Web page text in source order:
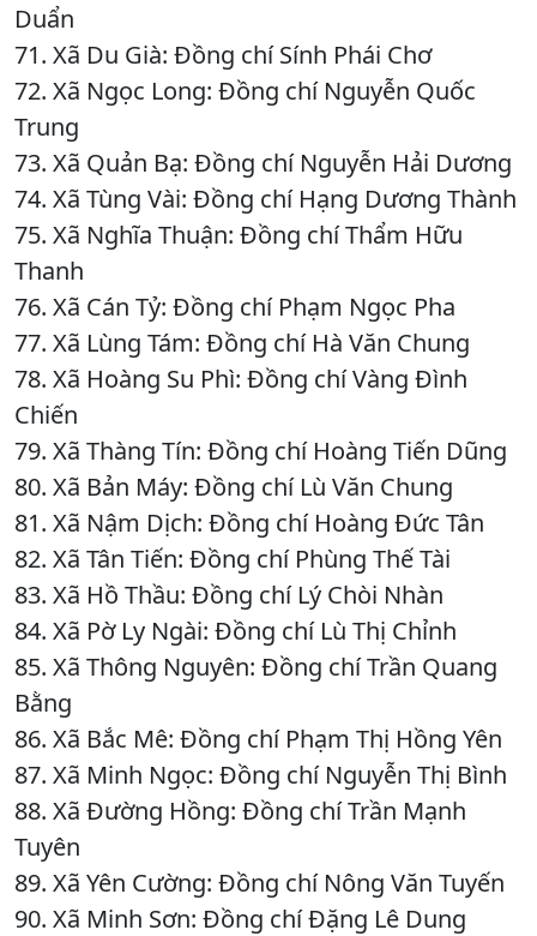
Duẩn
71. Xã Du Già: Đồng chí Sính Phái Chơ
72. Xã Ngọc Long: Đồng chí Nguyễn Quốc
Trung
73. Xã Quản Bạ: Đồng chí Nguyễn Hải Dương
74. Xã Tùng Vài: Đồng chí Hạng Dương Thành
75. Xã Nghĩa Thuận: Đồng chí Thẩm Hữu
Thanh
76. Xã Cán Tỷ: Đồng chí Phạm Ngọc Pha
77. Xã Lùng Tám: Đồng chí Hà Văn Chung
78. Xã Hoàng Su Phì: Đồng chí Vàng Đình
Chiến
79. Xã Thàng Tín: Đồng chí Hoàng Tiến Dũng
80. Xã Bản Máy: Đồng chí Lù Văn Chung
81. Xã Nậm Dịch: Đồng chí Hoàng Đức Tân
82. Xã Tân Tiến: Đồng chí Phùng Thế Tài
83. Xã Hồ Thầu: Đồng chí Lý Chòi Nhàn
84. Xã Pờ Ly Ngài: Đồng chí Lù Thị Chỉnh
85. Xã Thông Nguyên: Đồng chí Trần Quang
Bằng
86. Xã Bắc Mê: Đồng chí Phạm Thị Hồng Yên
87. Xã Minh Ngọc: Đồng chí Nguyễn Thị Bình
88. Xã Đường Hồng: Đồng chí Trần Mạnh
Tuyên
89. Xã Yên Cường: Đồng chí Nông Văn Tuyến
90. Xã Minh Sơn: Đồng chí Đặng Lê Dung